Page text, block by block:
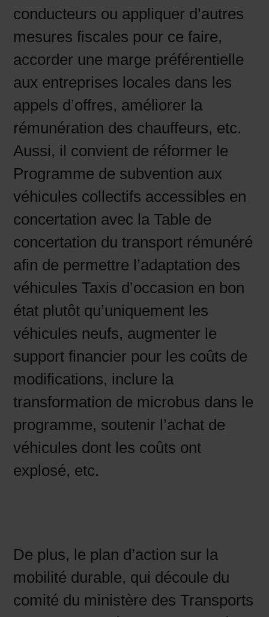
conducteurs ou appliquer d’autres
mesures fiscales pour ce faire,
accorder une marge préférentielle
aux entreprises locales dans les
appels d’offres, améliorer la
rémunération des chauffeurs, etc.
Aussi, il convient de réformer le
Programme de subvention aux
véhicules collectifs accessibles en
concertation avec la Table de
concertation du transport rémunéré
afin de permettre l’adaptation des
véhicules Taxis d’occasion en bon
état plutôt qu’uniquement les
véhicules neufs, augmenter le
support financier pour les coûts de
modifications, inclure la
transformation de microbus dans le
programme, soutenir l’achat de
véhicules dont les coûts ont
explosé, etc.
De plus, le plan d’action sur la
mobilité durable, qui découle du
comité du ministère des Transports